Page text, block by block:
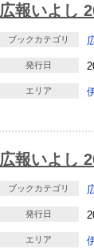
広報いよし
ブックカテゴリ
発行日
エリア
広報いよし
ブックカテゴリ
発行日
エリア